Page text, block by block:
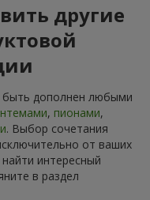
другие
быть дополнен любыми
, пионами,
. Выбор сочетания
от ваших
интересный
в раздел